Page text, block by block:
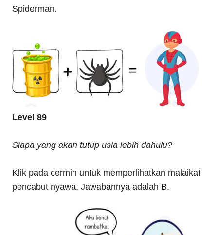
Spiderman.
Level 89
Siapa yang akan tutup usia lebih dahulu?
Klik pada cermin untuk memperlihatkan malaikat
pencabut nyawa. Jawabannya adalah B.